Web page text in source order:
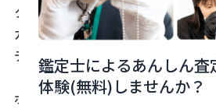
クラリティ(透明感、テリ)
カット(カット形状、プロポーシ
デザイン
ポイントを全て確認して希少性を
鑑定士によるあんしん査
体験(無料)しませんか？